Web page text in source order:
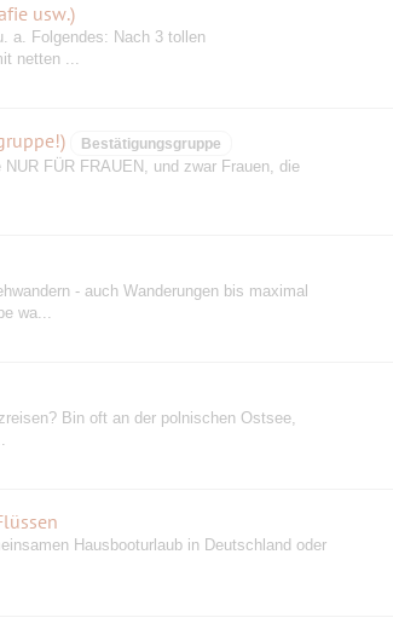
usw.)
a. Folgendes: Nach 3 tollen
netten ...
Bestätigungsgruppe
FÜR FRAUEN, und zwar Frauen, die
- auch Wanderungen bis maximal
wa...
Bin oft an der polnischen Ostsee,
Hausbooturlaub in Deutschland oder